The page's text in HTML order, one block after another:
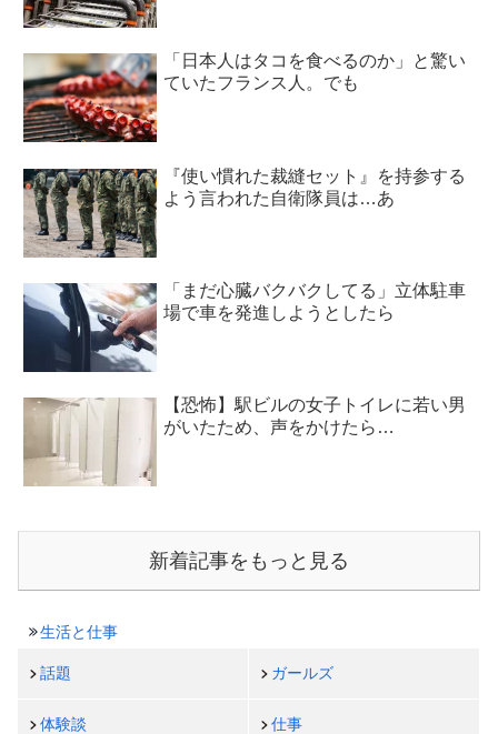
「日本人はタコを食べるのか」と驚い
ていたフランス人。でも
『使い慣れた裁縫セット』を持参する
よう言われた自衛隊員は…あ
「まだ心臓バクバクしてる」立体駐車
場で車を発進しようとしたら
【恐怖】駅ビルの女子トイレに若い男
がいたため、声をかけたら…
新着記事をもっと見る
生活と仕事
話題 ガールズ
体験談 仕事